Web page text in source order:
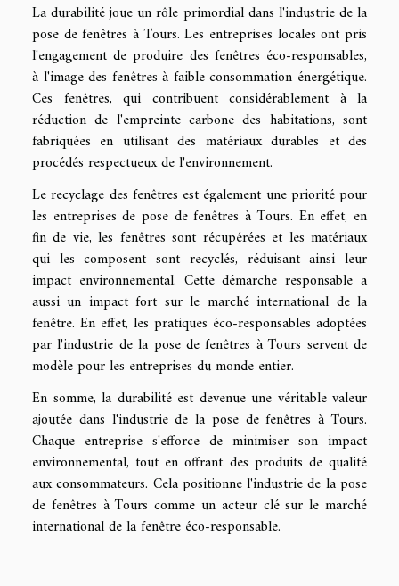
La durabilité joue un rôle primordial dans l'industrie de la
pose de fenêtres à Tours. Les entreprises locales ont pris
l'engagement de produire des fenêtres éco-responsables,
à l'image des fenêtres à faible consommation énergétique.
Ces fenêtres, qui contribuent considérablement à la
réduction de l'empreinte carbone des habitations, sont
fabriquées en utilisant des matériaux durables et des
procédés respectueux de l'environnement.
Le recyclage des fenêtres est également une priorité pour
les entreprises de pose de fenêtres à Tours. En effet, en
fin de vie, les fenêtres sont récupérées et les matériaux
qui les composent sont recyclés, réduisant ainsi leur
impact environnemental. Cette démarche responsable a
aussi un impact fort sur le marché international de la
fenêtre. En effet, les pratiques éco-responsables adoptées
par l'industrie de la pose de fenêtres à Tours servent de
modèle pour les entreprises du monde entier.
En somme, la durabilité est devenue une véritable valeur
ajoutée dans l'industrie de la pose de fenêtres à Tours.
Chaque entreprise s'efforce de minimiser son impact
environnemental, tout en offrant des produits de qualité
aux consommateurs. Cela positionne l'industrie de la pose
de fenêtres à Tours comme un acteur clé sur le marché
international de la fenêtre éco-responsable.